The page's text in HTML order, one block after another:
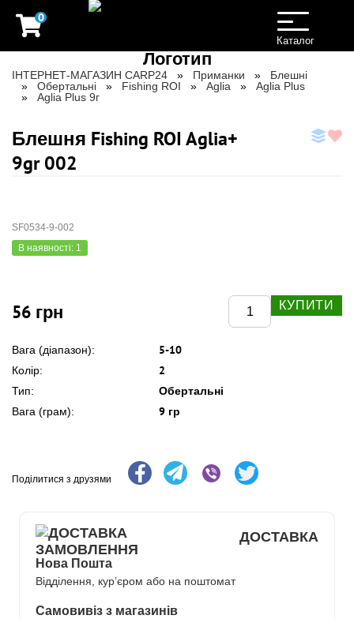
0
Toggle
navigation
Каталог
ІНТЕРНЕТ-МАГАЗИН CARP24 Приманки
Блешні
Обертальні
Fishing ROI Aglia
Aglia Plus
Aglia Plus 9г
Блешня Fishing ROI Aglia+
9gr 002
SF0534-9-002
В наявності: 1
56 грн КУПИТИ
Вага (діапазон): 5-10
Колір: 2
Тип: Обертальні
Вага (грам): 9 гр
Поділитися з друзями
ДОСТАВКА
Нова Пошта
Відділення, кур’єром або на поштомат
Самовивіз з магазинів